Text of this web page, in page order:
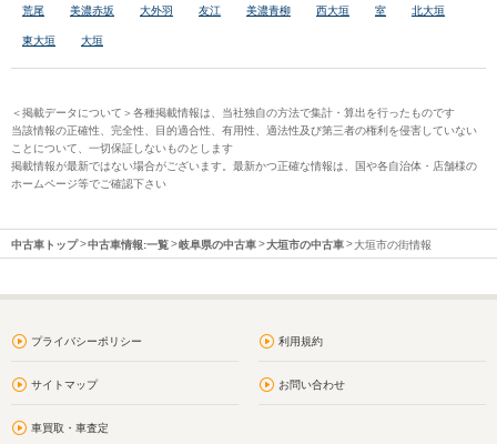
荒尾 美濃赤坂 大外羽 友江 美濃青柳 西大垣 室 北大垣
東大垣 大垣
＜掲載データについて＞各種掲載情報は、当社独自の方法で集計・算出を行ったものです
当該情報の正確性、完全性、目的適合性、有用性、適法性及び第三者の権利を侵害していない
ことについて、一切保証しないものとします
掲載情報が最新ではない場合がございます。最新かつ正確な情報は、国や各自治体・店舗様の
ホームページ等でご確認下さい
中古車トップ 中古車情報:一覧 岐阜県の中古車 大垣市の中古車 大垣市の街情報
プライバシーポリシー 利用規約
サイトマップ お問い合わせ
車買取・車査定